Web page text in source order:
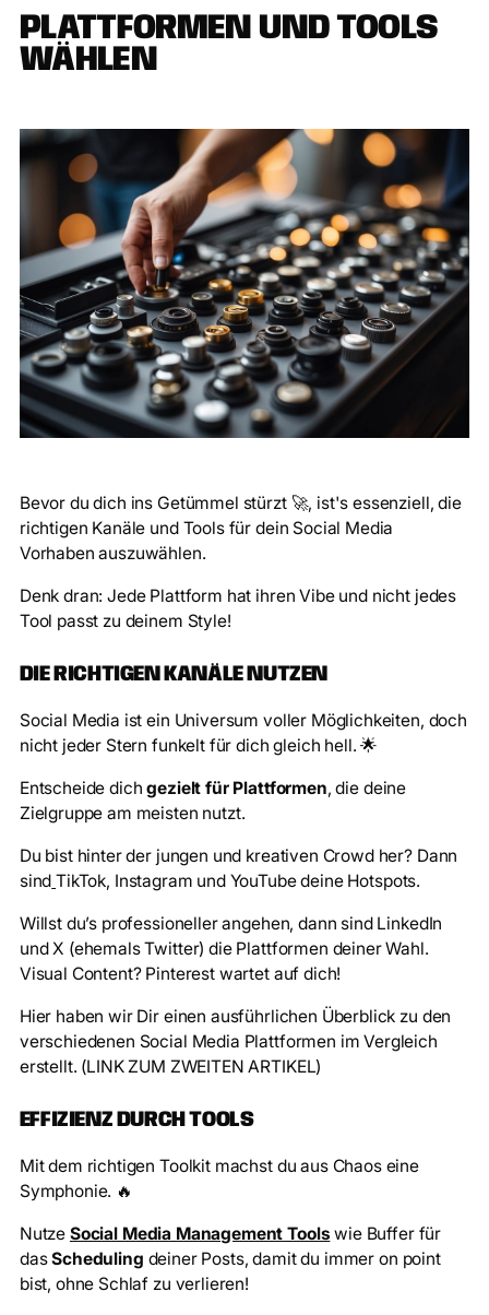
PLATTFORMEN UND TOOLS
WÄHLEN
Bevor du dich ins Getümmel stürzt 🚀, ist's essenziell, die
richtigen Kanäle und Tools für dein Social Media
Vorhaben auszuwählen.
Denk dran: Jede Plattform hat ihren Vibe und nicht jedes
Tool passt zu deinem Style!
DIE RICHTIGEN KANÄLE NUTZEN
Social Media ist ein Universum voller Möglichkeiten, doch
nicht jeder Stern funkelt für dich gleich hell. 🌟
Entscheide dichgezielt für Plattformen, die deine
Zielgruppe am meisten nutzt.
Du bist hinter der jungen und kreativen Crowd her? Dann
sind TikTok, Instagram und YouTube deine Hotspots.
Willst du’s professioneller angehen, dann sind LinkedIn
und X (ehemals Twitter) die Plattformen deiner Wahl.
Visual Content? Pinterest wartet auf dich!
Hier haben wir Dir einen ausführlichen Überblick zu den
verschiedenen Social Media Plattformen im Vergleich
erstellt. (LINK ZUM ZWEITEN ARTIKEL)
EFFIZIENZ DURCH TOOLS
Mit dem richtigen Toolkit machst du aus Chaos eine
Symphonie. 🔥
Nutze Social Media Management Tools wie Buffer für
dasScheduling deiner Posts, damit du immer on point
bist, ohne Schlaf zu verlieren!